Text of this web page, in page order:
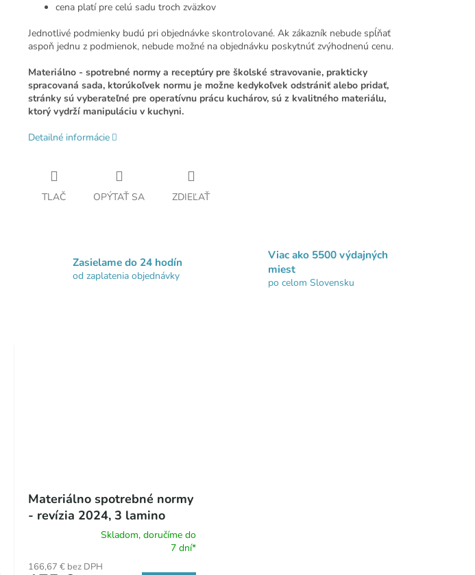
cena platí pre celú sadu troch zväzkov
Jednotlivé podmienky budú pri objednávke skontrolované. Ak zákazník nebude spĺňať
aspoň jednu z podmienok, nebude možné na objednávku poskytnúť zvýhodnenú cenu.
Materiálno - spotrebné normy a receptúry pre školské stravovanie, prakticky
spracovaná sada, ktorúkoľvek normu je možne kedykoľvek odstrániť alebo pridať,
stránky sú vyberateľné pre operatívnu prácu kuchárov, sú z kvalitného materiálu,
ktorý vydrží manipuláciu v kuchyni.
Detailné informácie
TLAČ OPÝTAŤ SA ZDIEĽAŤ
Zasielame do 24 hodín
od zaplatenia objednávky
Viac ako 5500 výdajných
miest
po celom Slovensku
Materiálno spotrebné normy
- revízia 2024, 3 lamino
zväzky so šanónmi
produktu
Skladom, doručíme do
7 dní*
166,67 € bez DPH